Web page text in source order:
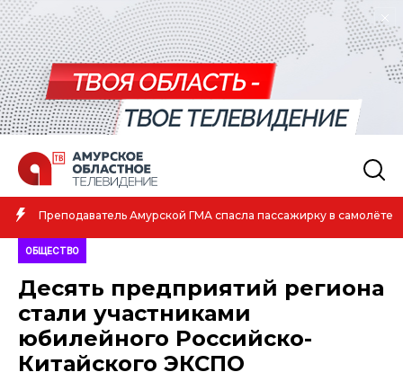
Преподаватель Амурской ГМА спасла пассажирку в самолёте
ОБЩЕСТВО
Десять предприятий региона
стали участниками
юбилейного Российско-
Китайского ЭКСПО